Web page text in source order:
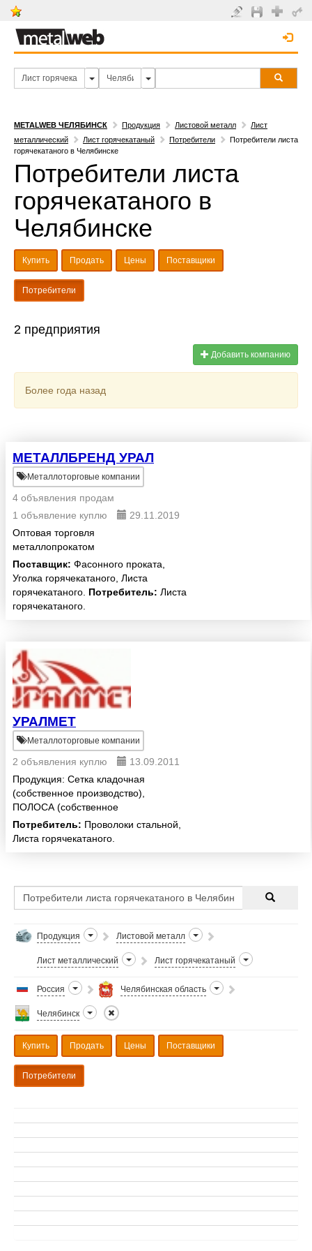
METALWEB ЧЕЛЯБИНСК Продукция Листовой металл
Лист
металлический
Лист горячекатаный Потребители
Потребители листа
горячекатаного в Челябинске
Потребители листа
горячекатаного в
Челябинске
Купить Продать Цены Поставщики
Потребители
2 предприятия
Добавить компанию
Более года назад
МЕТАЛЛБРЕНД УРАЛ
Металлоторговые компании
4 объявления продам
1 объявление куплю
29.11.2019
Оптовая торговля
металлопрокатом
Поставщик: Фасонного проката,
Уголка горячекатаного, Листа
горячекатаного. Потребитель: Листа
горячекатаного.
УРАЛМЕТ
Металлоторговые компании
2 объявления куплю
13.09.2011
Продукция: Сетка кладочная
(собственное производство),
ПОЛОСА (собственное
производство), трубы
профильные, трубы
Потребитель: Проволоки стальной,
Листа горячекатаного.
Продукция Листовой металл
Лист металлический Лист горячекатаный
Россия Челябинская область
Челябинск
Купить Продать Цены Поставщики
Потребители